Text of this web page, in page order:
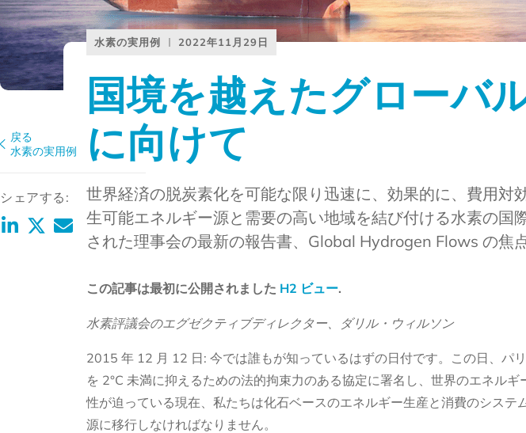
戻る
水素の実用例
シェアする:
水素の実用例 2022年11月29日
国境を越えたグローバ
に向けて
世界経済の脱炭素化を可能な限り迅速に、効果的に、費用対
生可能エネルギー源と需要の高い地域を結び付ける水素の国
された理事会の最新の報告書、Global Hydrogen Flows の焦点
この記事は最初に公開されました H2 ビュー.
水素評議会のエグゼクティブディレクター、ダリル・ウィルソン
2015 年 12 月 12 日: 今では誰もが知っているはずの日付です。この日、パ
を 2°C 未満に抑えるための法的拘束力のある協定に署名し、世界のエネル
性が迫っている現在、私たちは化石ベースのエネルギー生産と消費のシス
源に移行しなければなりません。